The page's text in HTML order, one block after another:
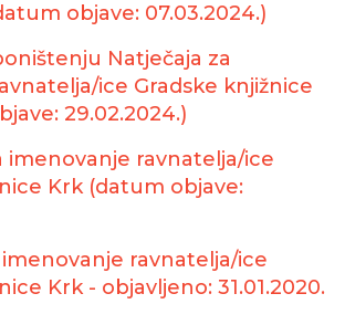
objave: 07.03.2024.)
Natječaja za
ice Gradske knjižnice
29.02.2024.)
imenovanje ravnatelja/ice
Krk (datum objave:
imenovanje ravnatelja/ice
Krk - objavljeno: 31.01.2020.